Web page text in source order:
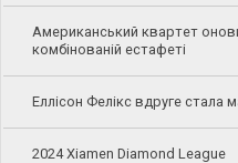
Американський квартет
комбінованій естафеті
Еллісон Фелікс вдруге стала
2024 Xiamen Diamond League